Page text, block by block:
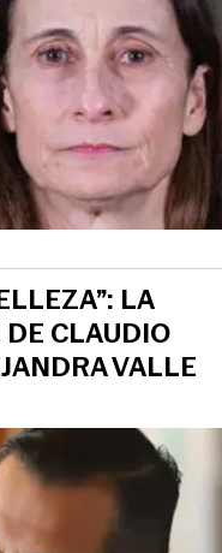
LA
CLAUDIO
VALLE